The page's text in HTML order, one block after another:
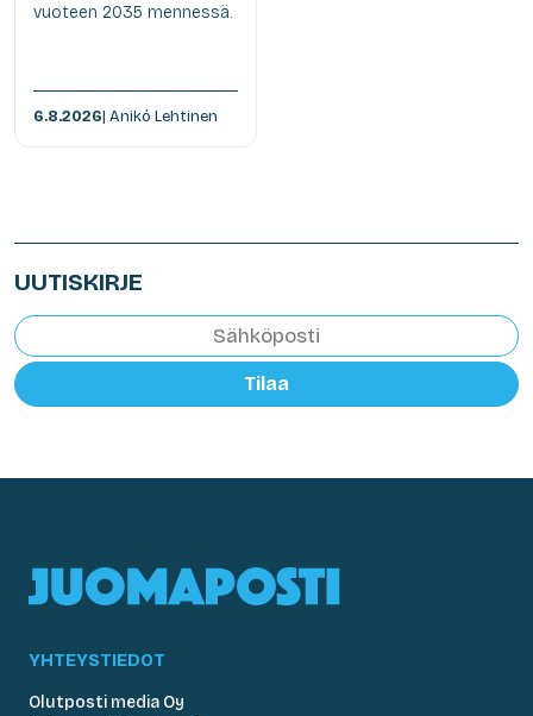
vuoteen 2035 mennessä.
6.8.2026| Anikó Lehtinen
UUTISKIRJE
Tilaa
YHTEYSTIEDOT
Olutposti media Oy